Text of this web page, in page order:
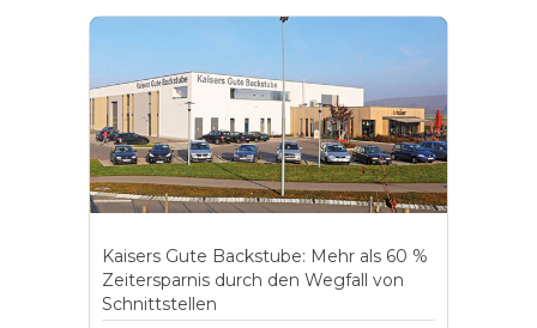
Kaisers Gute Backstube: Mehr als 60 %
Zeitersparnis durch den Wegfall von
Schnittstellen